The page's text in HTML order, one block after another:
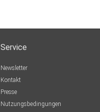
Service
Newsletter
Kontakt
Presse
Nutzungsbedingungen